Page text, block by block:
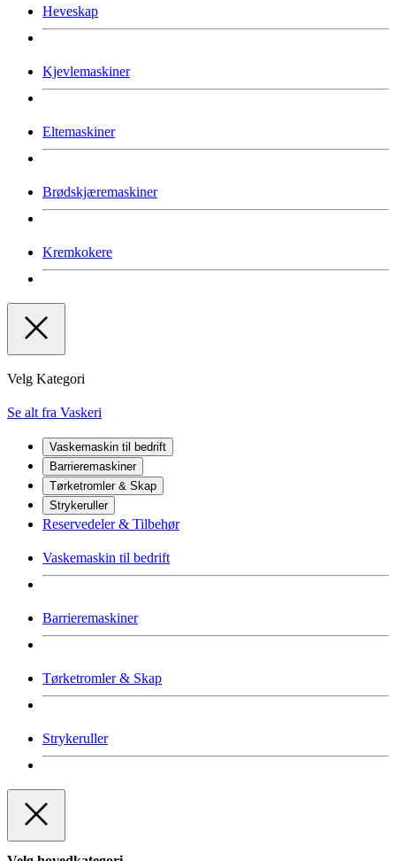
Heveskap
Kjevlemaskiner
Eltemaskiner
Brødskjæremaskiner
Kremkokere
Velg Kategori
Se alt fra Vaskeri
Vaskemaskin til bedrift
Barrieremaskiner
Tørketromler & Skap
Strykeruller
Reservedeler & Tilbehør
Vaskemaskin til bedrift
Barrieremaskiner
Tørketromler & Skap
Strykeruller